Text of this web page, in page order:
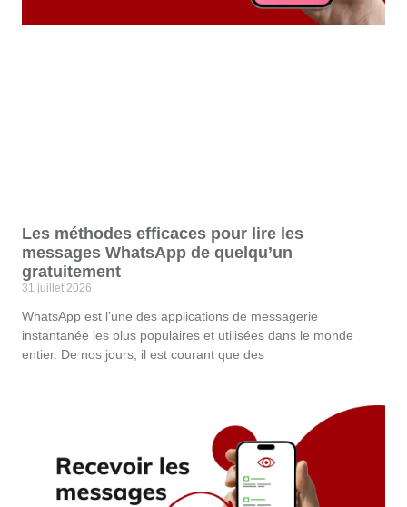
Les méthodes efficaces pour lire les
messages WhatsApp de quelqu’un
gratuitement
31 juillet 2026
WhatsApp est l’une des applications de messagerie
instantanée les plus populaires et utilisées dans le monde
entier. De nos jours, il est courant que des